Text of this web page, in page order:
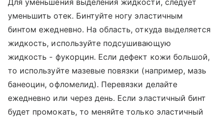
Для уменьшения выделения жидкости, следует
уменьшить отек. Бинтуйте ногу эластичным
бинтом ежедневно. На область, откуда выделяется
жидкость, используйте подсушивающую
жидкость - фукорцин. Если дефект кожи большой,
то используйте мазевые повязки (например, мазь
банеоцин, офломелид). Перевязки делайте
ежедневно или через день. Если эластичный бинт
будет промокать, то меняйте только эластичный